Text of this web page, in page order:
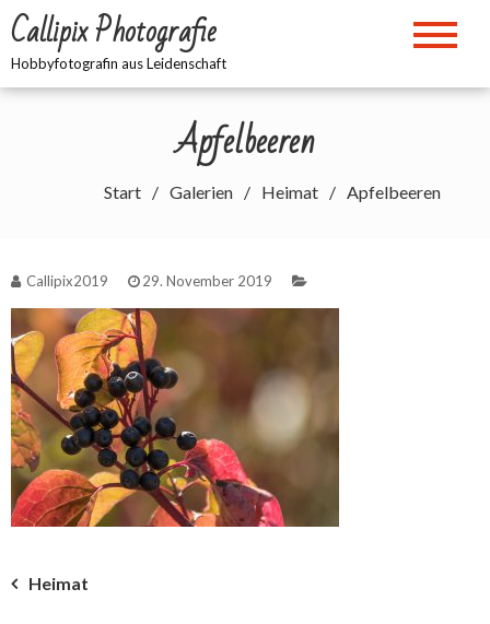
Zum
Inhalt
springen
Callipix Photografie
Hobbyfotografin aus Leidenschaft
Apfelbeeren
Start Galerien Heimat Apfelbeeren
Callipix2019 29. November 2019
Beitragsnavigation
Heimat